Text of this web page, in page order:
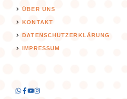
ÜBER UNS
KONTAKT
DATENSCHUTZERKLÄRUNG
IMPRESSUM